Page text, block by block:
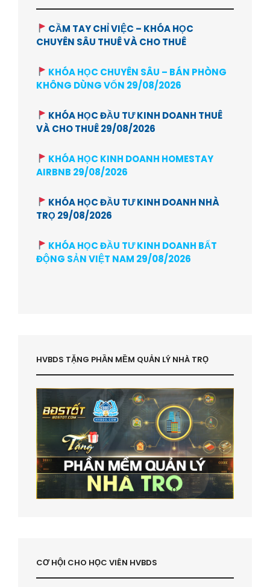
CẦM TAY CHỈ VIỆC – KHÓA HỌC
CHUYÊN SÂU THUÊ VÀ CHO THUÊ
KHÓA HỌC CHUYÊN SÂU – BÁN PHÒNG
KHÔNG DÙNG VỐN 29/08/2026
KHÓA HỌC ĐẦU TƯ KINH DOANH THUÊ
VÀ CHO THUÊ 29/08/2026
KHÓA HỌC KINH DOANH HOMESTAY
AIRBNB 29/08/2026
KHÓA HỌC ĐẦU TƯ KINH DOANH NHÀ
TRỌ 29/08/2026
KHÓA HỌC ĐẦU TƯ KINH DOANH BẤT
ĐỘNG SẢN VIỆT NAM 29/08/2026
HVBDS TẶNG PHẦN MỀM QUẢN LÝ NHÀ TRỌ
CƠ HỘI CHO HỌC VIÊN HVBDS